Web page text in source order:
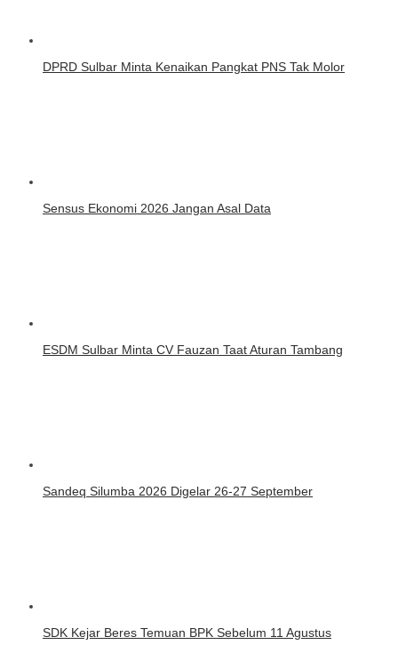
DPRD Sulbar Minta Kenaikan Pangkat PNS Tak Molor
Sensus Ekonomi 2026 Jangan Asal Data
ESDM Sulbar Minta CV Fauzan Taat Aturan Tambang
Sandeq Silumba 2026 Digelar 26-27 September
SDK Kejar Beres Temuan BPK Sebelum 11 Agustus